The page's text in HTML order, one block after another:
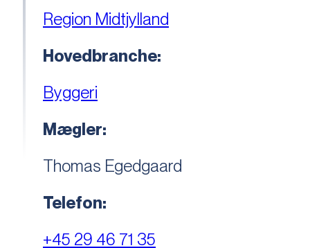
Region Midtjylland
Hovedbranche:
Byggeri
Mægler:
Thomas Egedgaard
Telefon:
+45 29 46 71 35